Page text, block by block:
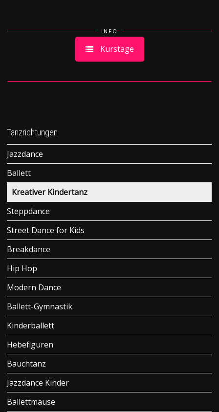
INFO
Kurstage
Tanzrichtungen
Jazzdance
Ballett
Kreativer Kindertanz
Steppdance
Street Dance for Kids
Breakdance
Hip Hop
Modern Dance
Ballett-Gymnastik
Kinderballett
Hebefiguren
Bauchtanz
Jazzdance Kinder
Ballettmäuse